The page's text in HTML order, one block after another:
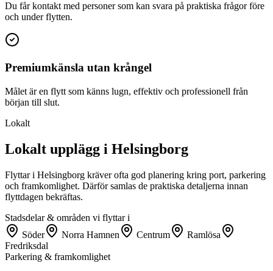
Du får kontakt med personer som kan svara på praktiska frågor före
och under flytten.
Premiumkänsla utan krångel
Målet är en flytt som känns lugn, effektiv och professionell från
början till slut.
Lokalt
Lokalt upplägg i Helsingborg
Flyttar i Helsingborg kräver ofta god planering kring port, parkering
och framkomlighet. Därför samlas de praktiska detaljerna innan
flyttdagen bekräftas.
Stadsdelar & områden vi flyttar i
Söder
Norra Hamnen Centrum
Ramlösa
Fredriksdal
Parkering & framkomlighet